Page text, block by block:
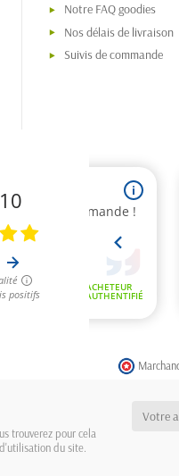
Notre FAQ goodies
Nos délais de livraison
Suivis de commande
trouverez pour cela
du site.